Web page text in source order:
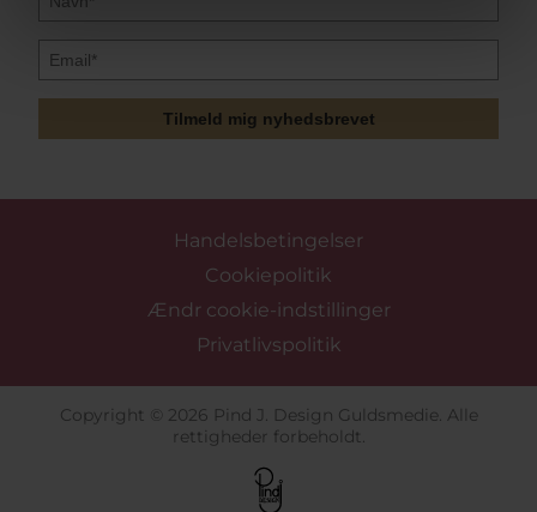
Tilmeld mig nyhedsbrevet
Handelsbetingelser
Cookiepolitik
Ændr cookie-indstillinger
Privatlivspolitik
Copyright © 2026 Pind J. Design Guldsmedie. Alle
rettigheder forbeholdt.